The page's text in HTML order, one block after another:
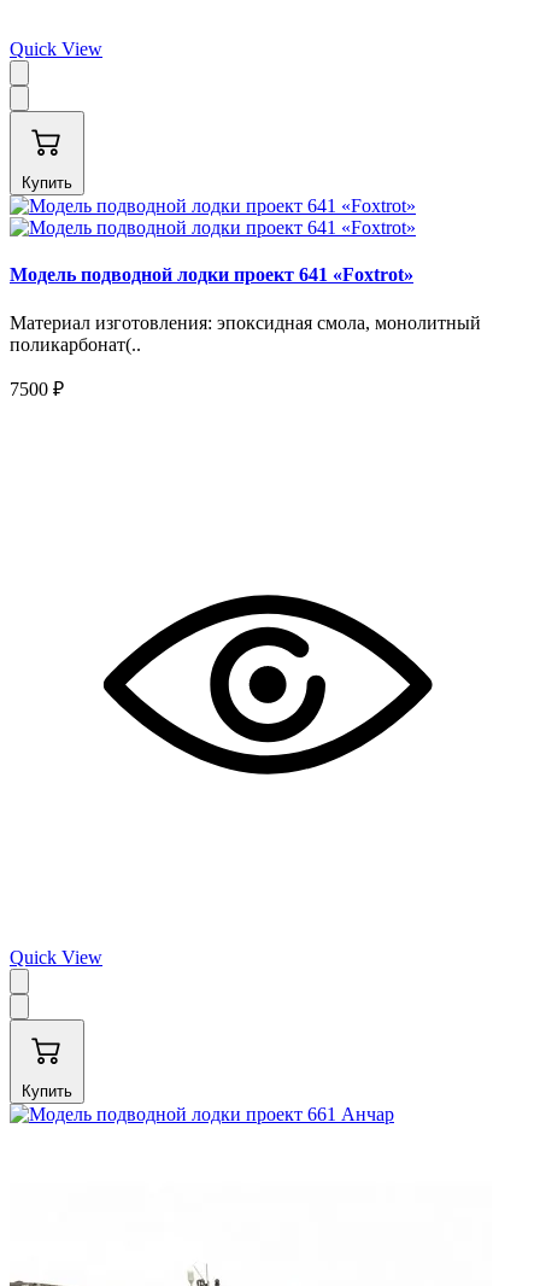
Quick View
Купить
Модель подводной лодки проект 641 «Foxtrot»
Материал изготовления: эпоксидная смола, монолитный
поликарбонат(..
7500 ₽
Quick View
Купить